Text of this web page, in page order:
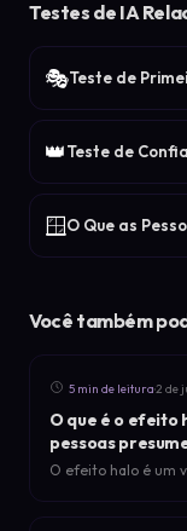
Testes de IA
🎭Teste de
👑Teste de
🪟O Que as
Você também
5 min de leitura·2 de
O que é o efeito
pessoas
O efeito halo é um
confiabilidade e